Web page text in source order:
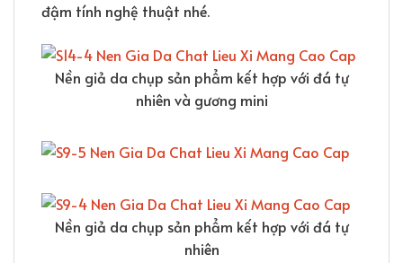
đậm tính nghệ thuật nhé.
Nền giả da chụp sản phẩm kết hợp với đá tự
nhiên và gương mini
Nền giả da chụp sản phẩm kết hợp với đá tự
nhiên